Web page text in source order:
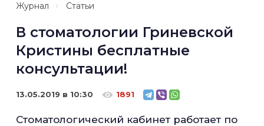
Журнал Статьи
В стоматологии Гриневской
Кристины бесплатные
консультации!
13.05.2019 в 10:30 1891
Стоматологический кабинет работает по